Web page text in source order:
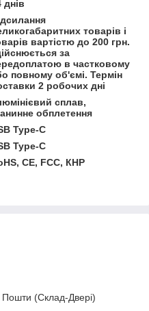
днів
товарів і
вартістю до 200 грн.
за
в частковому
повному об'ємі. Термін
2 робочих дні
сплав,
обплетення
Type-C
Type-C
CE, FCC, КНР
Пошти (Склад-Двері)